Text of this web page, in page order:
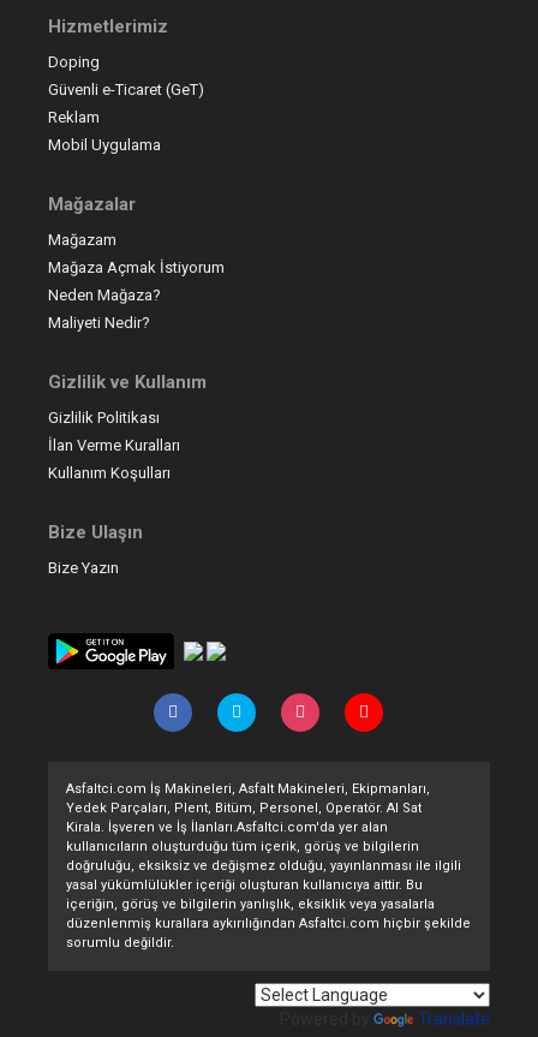
Hizmetlerimiz
Doping
Güvenli e-Ticaret (GeT)
Reklam
Mobil Uygulama
Mağazalar
Mağazam
Mağaza Açmak İstiyorum
Neden Mağaza?
Maliyeti Nedir?
Gizlilik ve Kullanım
Gizlilik Politikası
İlan Verme Kuralları
Kullanım Koşulları
Bize Ulaşın
Bize Yazın
Asfaltci.com İş Makineleri, Asfalt Makineleri, Ekipmanları,
Yedek Parçaları, Plent, Bitüm, Personel, Operatör. Al Sat
Kirala. İşveren ve İş İlanları.Asfaltci.com'da yer alan
kullanıcıların oluşturduğu tüm içerik, görüş ve bilgilerin
doğruluğu, eksiksiz ve değişmez olduğu, yayınlanması ile ilgili
yasal yükümlülükler içeriği oluşturan kullanıcıya aittir. Bu
içeriğin, görüş ve bilgilerin yanlışlık, eksiklik veya yasalarla
düzenlenmiş kurallara aykırılığından Asfaltci.com hiçbir şekilde
sorumlu değildir.
Translate